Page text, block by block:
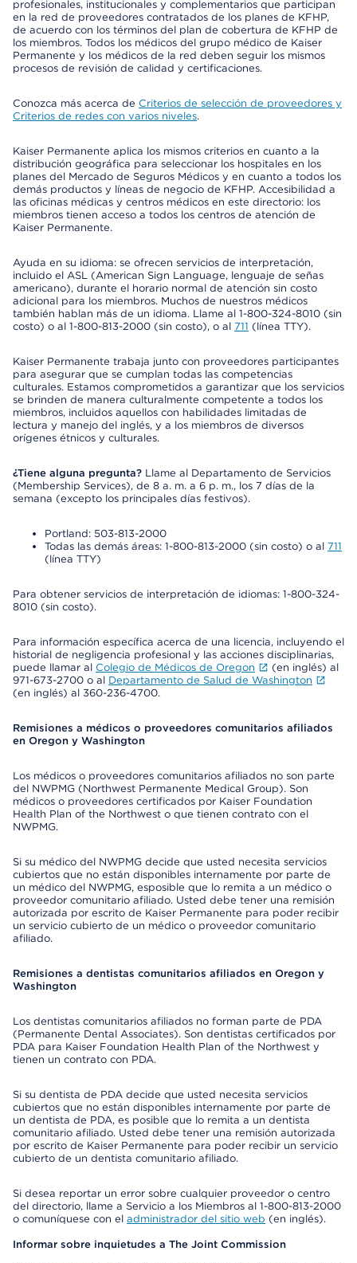
profesionales, institucionales y complementarios que participan
en la red de proveedores contratados de los planes de KFHP,
de acuerdo con los términos del plan de cobertura de KFHP de
los miembros. Todos los médicos del grupo médico de Kaiser
Permanente y los médicos de la red deben seguir los mismos
procesos de revisión de calidad y certificaciones.
Conozca más acerca de Criterios de selección de proveedores y
Criterios de redes con varios niveles.
Kaiser Permanente aplica los mismos criterios en cuanto a la
distribución geográfica para seleccionar los hospitales en los
planes del Mercado de Seguros Médicos y en cuanto a todos los
demás productos y líneas de negocio de KFHP. Accesibilidad a
las oficinas médicas y centros médicos en este directorio: los
miembros tienen acceso a todos los centros de atención de
Kaiser Permanente.
Ayuda en su idioma: se ofrecen servicios de interpretación,
incluido el ASL (American Sign Language, lenguaje de señas
americano), durante el horario normal de atención sin costo
adicional para los miembros. Muchos de nuestros médicos
también hablan más de un idioma. Llame al 1-800-324-8010 (sin
costo) o al 1-800-813-2000 (sin costo), o al 711 (línea TTY).
Kaiser Permanente trabaja junto con proveedores participantes
para asegurar que se cumplan todas las competencias
culturales. Estamos comprometidos a garantizar que los servicios
se brinden de manera culturalmente competente a todos los
miembros, incluidos aquellos con habilidades limitadas de
lectura y manejo del inglés, y a los miembros de diversos
orígenes étnicos y culturales.
¿Tiene alguna pregunta? Llame al Departamento de Servicios
(Membership Services), de 8 a. m. a 6 p. m., los 7 días de la
semana (excepto los principales días festivos).
Portland: 503-813-2000
Todas las demás áreas: 1-800-813-2000 (sin costo) o al 711
(línea TTY)
Para obtener servicios de interpretación de idiomas: 1-800-324-
8010 (sin costo).
Para información específica acerca de una licencia, incluyendo el
historial de negligencia profesional y las acciones disciplinarias,
puede llamar al Colegio de Médicos de Oregon
(en inglés) al
971-673-2700 o al Departamento de Salud de Washington
(en inglés) al 360-236-4700.
Remisiones a médicos o proveedores comunitarios afiliados
en Oregon y Washington
Los médicos o proveedores comunitarios afiliados no son parte
del NWPMG (Northwest Permanente Medical Group). Son
médicos o proveedores certificados por Kaiser Foundation
Health Plan of the Northwest o que tienen contrato con el
NWPMG.
Si su médico del NWPMG decide que usted necesita servicios
cubiertos que no están disponibles internamente por parte de
un médico del NWPMG, esposible que lo remita a un médico o
proveedor comunitario afiliado. Usted debe tener una remisión
autorizada por escrito de Kaiser Permanente para poder recibir
un servicio cubierto de un médico o proveedor comunitario
afiliado.
Remisiones a dentistas comunitarios afiliados en Oregon y
Washington
Los dentistas comunitarios afiliados no forman parte de PDA
(Permanente Dental Associates). Son dentistas certificados por
PDA para Kaiser Foundation Health Plan of the Northwest y
tienen un contrato con PDA.
Si su dentista de PDA decide que usted necesita servicios
cubiertos que no están disponibles internamente por parte de
un dentista de PDA, es posible que lo remita a un dentista
comunitario afiliado. Usted debe tener una remisión autorizada
por escrito de Kaiser Permanente para poder recibir un servicio
cubierto de un dentista comunitario afiliado.
Si desea reportar un error sobre cualquier proveedor o centro
del directorio, llame a Servicio a los Miembros al 1-800-813-2000
o comuníquese con el administrador del sitio web (en inglés).
Informar sobre inquietudes a The Joint Commission